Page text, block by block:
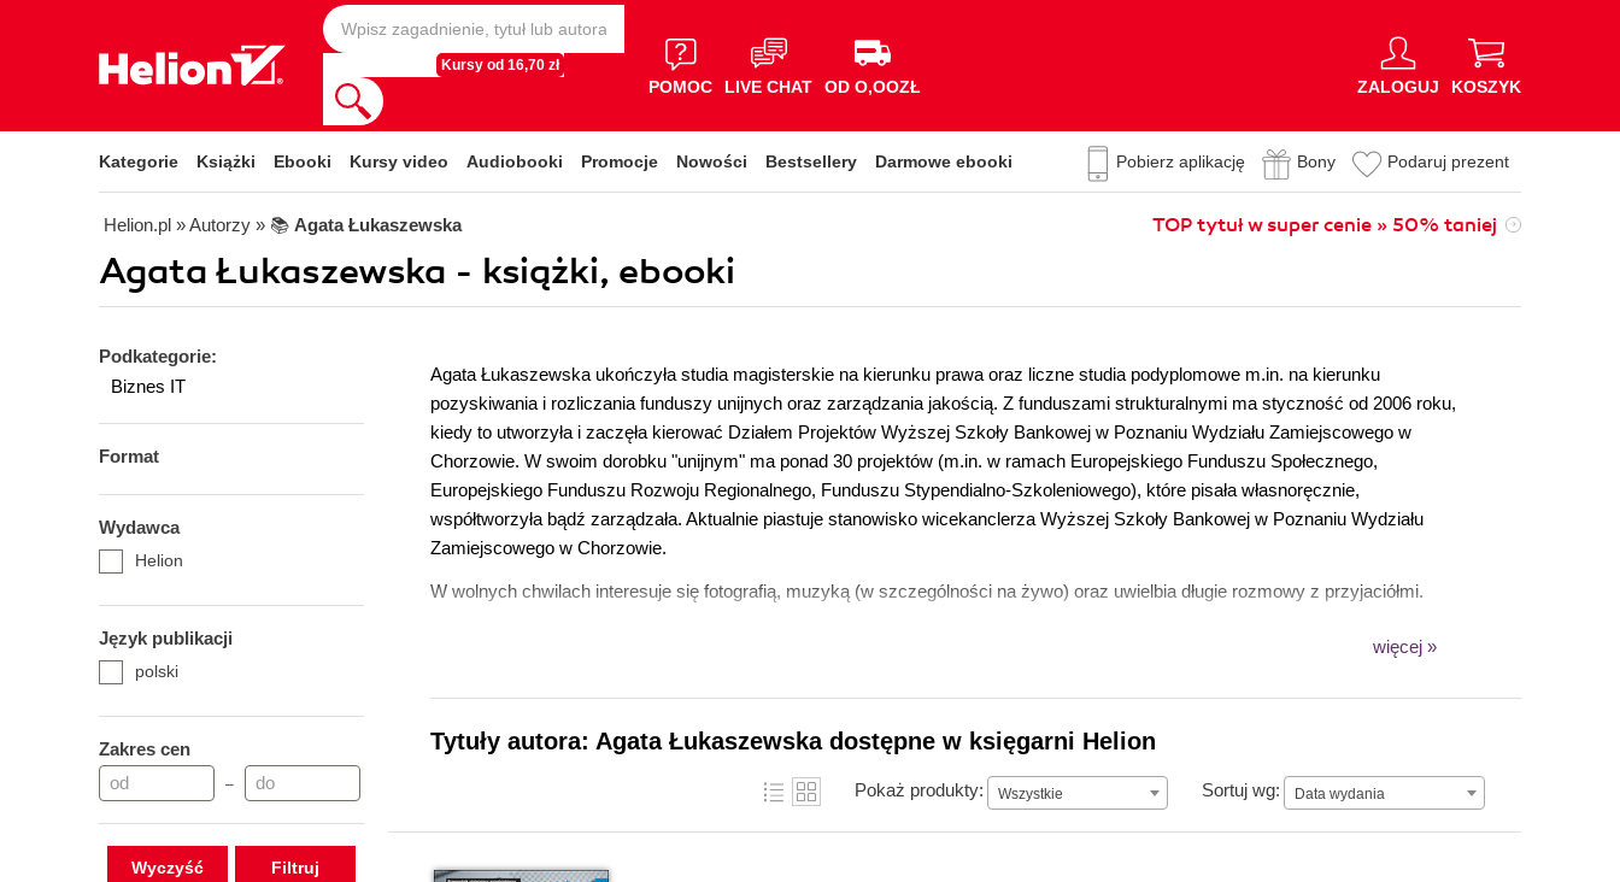
Kursy od 16,70 zł
POMOC LIVE CHAT OD O,OOZŁ ZALOGUJ KOSZYK
Kategorie Książki Ebooki Kursy video Audiobooki Promocje Nowości Bestsellery Darmowe ebooki Pobierz aplikację Bony Podaruj prezent
Helion.pl » Autorzy » 📚 Agata Łukaszewska TOP tytuł w super cenie » 50% taniej
Agata Łukaszewska - książki, ebooki
Podkategorie:
Biznes IT
Format
Wydawca
Helion
Język publikacji
polski
Zakres cen
–
Wyczyść
Agata Łukaszewska ukończyła studia magisterskie na kierunku prawa oraz liczne studia podyplomowe m.in. na kierunku
pozyskiwania i rozliczania funduszy unijnych oraz zarządzania jakością. Z funduszami strukturalnymi ma styczność od 2006 roku,
kiedy to utworzyła i zaczęła kierować Działem Projektów Wyższej Szkoły Bankowej w Poznaniu Wydziału Zamiejscowego w
Chorzowie. W swoim dorobku "unijnym" ma ponad 30 projektów (m.in. w ramach Europejskiego Funduszu Społecznego,
Europejskiego Funduszu Rozwoju Regionalnego, Funduszu Stypendialno-Szkoleniowego), które pisała własnoręcznie,
współtworzyła bądź zarządzała. Aktualnie piastuje stanowisko wicekanclerza Wyższej Szkoły Bankowej w Poznaniu Wydziału
Zamiejscowego w Chorzowie.
W wolnych chwilach interesuje się fotografią, muzyką (w szczególności na żywo) oraz uwielbia długie rozmowy z przyjaciółmi.
więcej »
Tytuły autora: Agata Łukaszewska dostępne w księgarni Helion
Pokaż produkty: Wszystkie Sortuj wg: Data wydania
Data wydania